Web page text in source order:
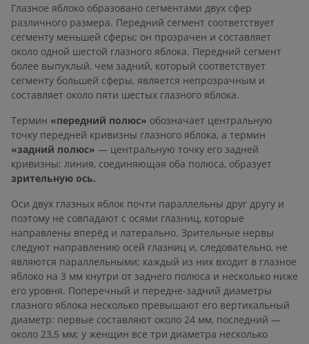
Глазное яблоко образовано сегментами двух сфер
различного размера. Передний сегмент соответствует
сегменту меньшей сферы; он прозрачен и составляет
около одной шестой глазного яблока. Передний сегмент
более выпуклый, чем задний, который соответствует
сегменту большей сферы, является непрозрачным и
составляет около пяти шестых глазного яблока.
Термин «передний полюс» обозначает центральную
точку передней кривизны глазного яблока, а термин
«задний полюс» — центральную точку его задней
кривизны; линия, соединяющая оба полюса, образует
зрительную ось.
Оси двух глазных яблок почти параллельны друг другу и
поэтому не совпадают с осями глазниц, которые
направлены вперёд и латерально. Зрительные нервы
следуют направлению осей глазниц и, следовательно, не
являются параллельными; каждый из них входит в глазное
яблоко на 3 мм кнутри от заднего полюса и несколько ниже
его уровня. Поперечный и передне-задний диаметры
глазного яблока несколько превышают его вертикальный
диаметр: первые составляют около 24 мм, последний —
около 23,5 мм; у женщин все три диаметра несколько